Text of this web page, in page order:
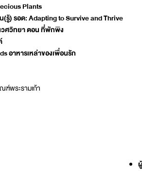
Plants
(รู้) รอด: Adapting to Survive and Thrive
วศวิทยา ตอน ที่พักพิง
อาหารเหล่าของเพื่อนรัก
พระรามเก้า